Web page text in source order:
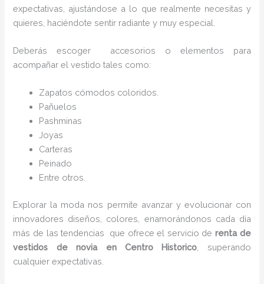
expectativas, ajustándose a lo que realmente necesitas y
quieres, haciéndote sentir radiante y muy especial.
Deberás escoger accesorios o elementos para
acompañar el vestido tales como:
Zapatos cómodos coloridos.
Pañuelos
Pashminas
Joyas
Carteras
Peinado
Entre otros.
Explorar la moda nos permite avanzar y evolucionar con
innovadores diseños, colores, enamorándonos cada día
más de las tendencias que ofrece el servicio de renta de
vestidos de novia en Centro Historico , superando
cualquier expectativas.